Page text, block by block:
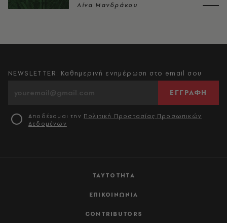
Λίνα Μανδράκου
ΤΑΥΤΟΤΗΤΑ
ΕΠΙΚΟΙΝΩΝΙΑ
CONTRIBUTORS
NEWSLETTER: Καθημερινή ενημέρωση στο email σου
ΕΓΓΡΑΦΗ
Αποδέχομαι την Πολιτική Προστασίας Προσωπικών
Δεδομένων